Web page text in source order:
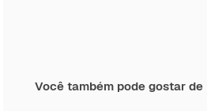
Você também pode gostar de